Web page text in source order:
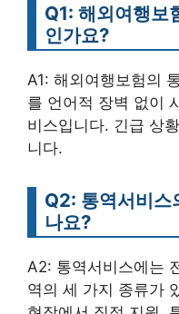
Q1: 해외여행보
인가요?
A1: 해외여행보험의
를 언어적 장벽 없이
비스입니다. 긴급 상
니다.
Q2: 통역서비스
나요?
A2: 통역서비스에는
역의 세 가지 종류가